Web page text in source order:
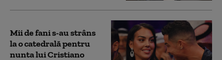
Mii de fani s-au strâns
la o catedrală pentru
nunta lui Cristiano